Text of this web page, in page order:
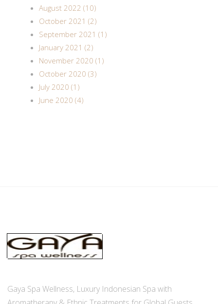
August 2022 (10)
October 2021 (2)
September 2021 (1)
January 2021 (2)
November 2020 (1)
October 2020 (3)
July 2020 (1)
June 2020 (4)
Gaya Spa Wellness, Luxury Indonesian Spa with